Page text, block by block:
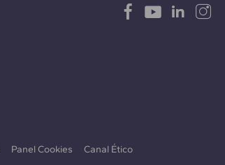
Panel Cookies Canal Ético